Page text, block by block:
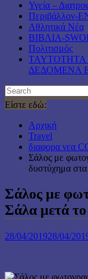
Υγεία –
Περιβάλλον-
Αθλητικά Νέα
ΒΙΒΛΙΑ-
Πολιτισμός
ΔΕΔΟΜΕΝΑ
Είστε εδώ:
Αρχική
Travel
διαφορα νεα
Σάλος με
δυστύχημα
Σάλος με
Σάλα μετά
28/04/201928/04/